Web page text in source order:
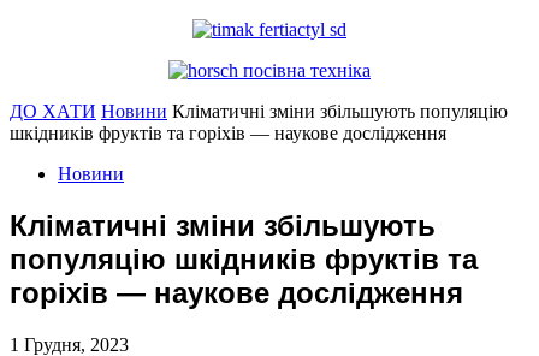
ДО ХАТИ Новини Кліматичні зміни збільшують популяцію
шкідників фруктів та горіхів — наукове дослідження
Новини
Кліматичні зміни збільшують
популяцію шкідників фруктів та
горіхів — наукове дослідження
1 Грудня, 2023